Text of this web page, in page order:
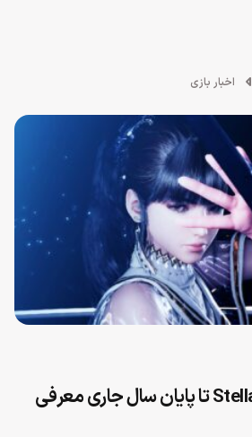
اخبار بازی
دنباله بازی Stellar Blade تا پایان سال جاری معرفی